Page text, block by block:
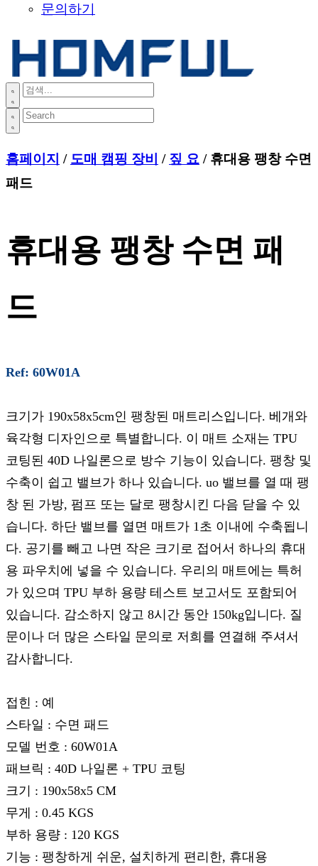
문의하기
홈페이지 / 도매 캠핑 장비 / 짚 요 / 휴대용 팽창 수면
패드
휴대용 팽창 수면 패
드
Ref: 60W01A
크기가 190x58x5cm인 팽창된 매트리스입니다. 베개와
육각형 디자인으로 특별합니다. 이 매트 소재는 TPU
코팅된 40D 나일론으로 방수 기능이 있습니다. 팽창 및
수축이 쉽고 밸브가 하나 있습니다. uo 밸브를 열 때 팽
창 된 가방, 펌프 또는 달로 팽창시킨 다음 닫을 수 있
습니다. 하단 밸브를 열면 매트가 1초 이내에 수축됩니
다. 공기를 빼고 나면 작은 크기로 접어서 하나의 휴대
용 파우치에 넣을 수 있습니다. 우리의 매트에는 특허
가 있으며 TPU 부하 용량 테스트 보고서도 포함되어
있습니다. 감소하지 않고 8시간 동안 150kg입니다. 질
문이나 더 많은 스타일 문의로 저희를 연결해 주셔서
감사합니다.
접힌 : 예
스타일 : 수면 패드
모델 번호 : 60W01A
패브릭 : 40D 나일론 + TPU 코팅
크기 : 190x58x5 CM
무게 : 0.45 KGS
부하 용량 : 120 KGS
기능 : 팽창하게 쉬운, 설치하게 편리한, 휴대용